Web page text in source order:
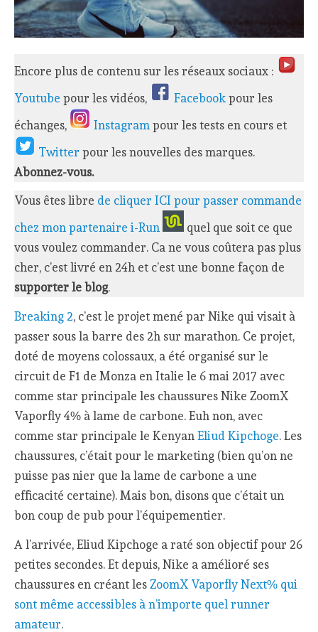
Encore plus de contenu sur les réseaux sociaux :
Youtube pour les vidéos, Facebookpour les
échanges,
Instagrampour les tests en cours et
Twitterpour les nouvelles des marques.
Abonnez-vous.
Vous êtes libre de cliquer ICI pour passer commande
chez mon partenaire i-Run
quel que soit ce que
vous voulez commander. Ca ne vous coûtera pas plus
cher, c’est livré en 24h et c’est une bonne façon de
supporter le blog.
Breaking 2, c’est le projet mené par Nike qui visait à
passer sous la barre des 2h sur marathon. Ce projet,
doté de moyens colossaux, a été organisé sur le
circuit de F1 de Monza en Italie le 6 mai 2017 avec
comme star principale les chaussures Nike ZoomX
Vaporfly 4% à lame de carbone. Euh non, avec
comme star principale le KenyanEliud Kipchoge. Les
chaussures, c’était pour le marketing (bien qu’on ne
puisse pas nier que la lame de carbone a une
efficacité certaine). Mais bon, disons que c’était un
bon coup de pub pour l’équipementier.
A l’arrivée, Eliud Kipchoge a raté son objectif pour 26
petites secondes. Et depuis, Nike a amélioré ses
chaussures en créant lesZoomX Vaporfly Next% qui
sont même accessibles à n’importe quel runner
amateur.